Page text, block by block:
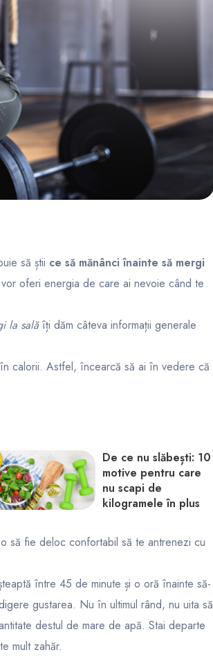
să știi ce să mănânci înainte să mergi
oferi energia de care ai nevoie când te
la salăîți dăm câteva informații generale
calorii. Astfel, încearcă să ai în vedere că
De ce nu slăbești: 10
motive pentru care
nu scapi de
kilogramele în plus
să fie deloc confortabil să te antrenezi cu
între 45 de minute și o oră înainte să-
gustarea. Nu în ultimul rând, nu uita să
destul de mare de apă. Stai departe
mult zahăr.